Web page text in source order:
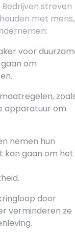
streven
met mens,
voor
om
apparatuur om
nemen hun
kan gaan om het
door
verminderen ze